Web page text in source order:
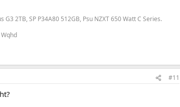
G3 2TB, SP P34A80 512GB, Psu NZXT 650 Watt C Series.
#11